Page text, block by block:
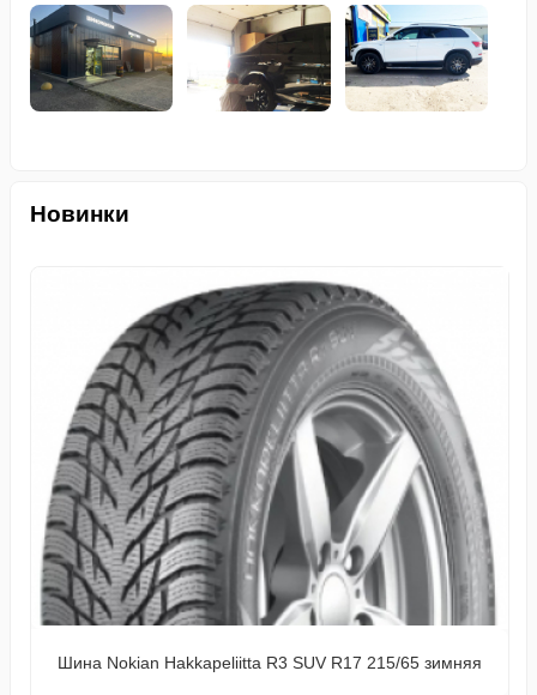
Новинки
Шина Nokian Hakkapeliitta R3 SUV R17 215/65 зимняя